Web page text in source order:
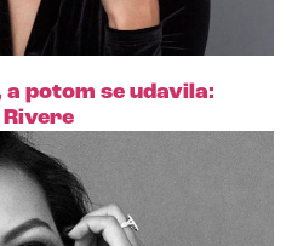
a potom se udavila:
Rivere